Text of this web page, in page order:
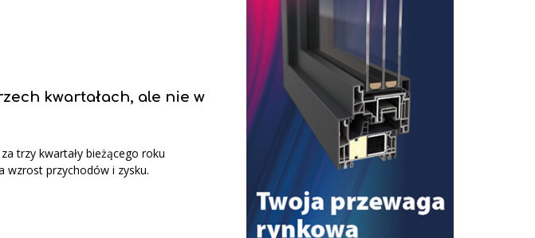
kwartałach, ale nie w
trzy kwartały bieżącego roku
wzrost przychodów i zysku.